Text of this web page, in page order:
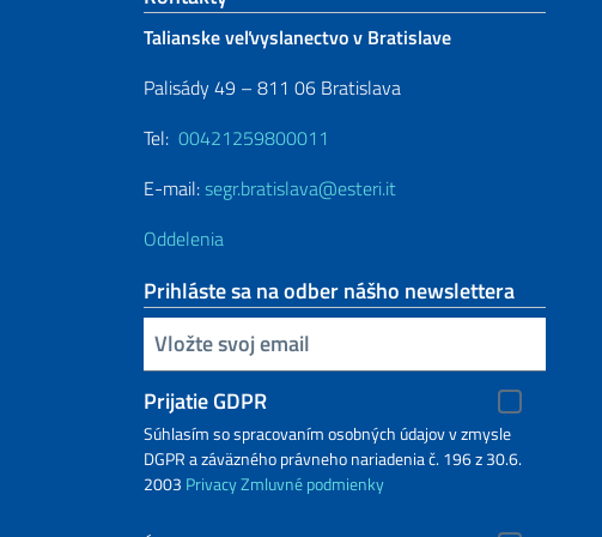
Talianske veľvyslanectvo v Bratislave
Palisády 49 – 811 06 Bratislava
Tel: 00421259800011
E-mail:segr.bratislava@esteri.it
Oddelenia
Prihláste sa na odber nášho newslettera
Zadajte vašu emailovú adresu
Prijatie GDPR
Súhlasím so spracovaním osobných údajov v zmysle
DGPR a záväzného právneho nariadenia č. 196 z 30.6.
2003 PrivacyZmluvné podmienky